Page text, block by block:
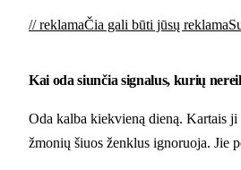
// reklamaČia gali būti jūsų reklama
Kai oda siunčia signalus, kurių
Oda kalba kiekvieną dieną. Kartais
žmonių šiuos ženklus ignoruoja. Jie